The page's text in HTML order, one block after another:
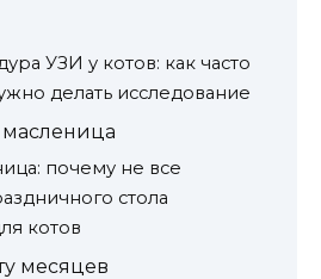
УЗИ у котов: как часто
делать исследование
масленица
почему не все
стола
котов
месяцев